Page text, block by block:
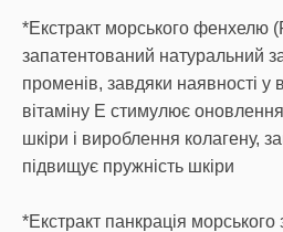
*Екстракт морського фенхелю
запатентований натуральний
променів, завдяки наявності у
вітаміну Е стимулює
шкіри і вироблення колагену,
підвищує пружність шкіри
*Екстракт панкрація